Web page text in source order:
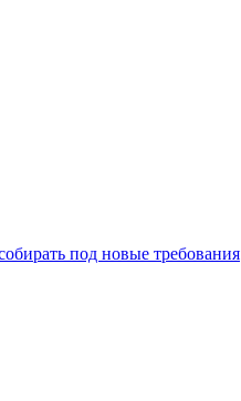
под новые требования